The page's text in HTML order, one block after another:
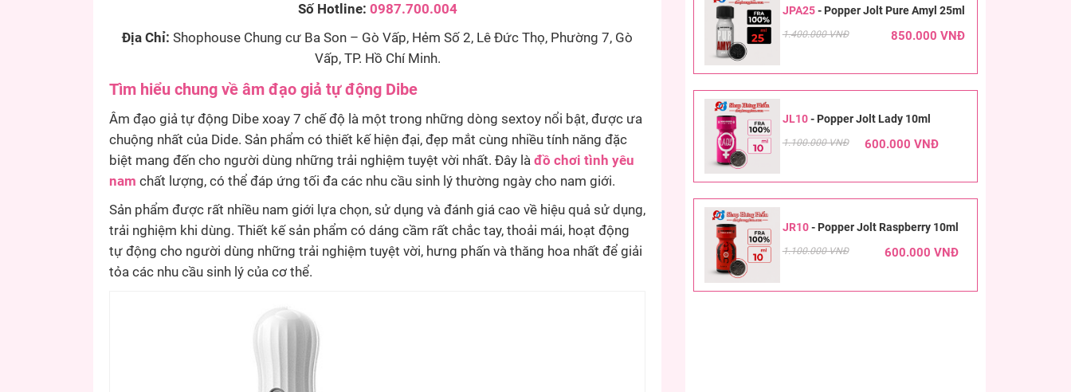
Số Hotline: 0987.700.004
Địa Chỉ: Shophouse Chung cư Ba Son – Gò Vấp, Hẻm Số 2, Lê Đức Thọ, Phường 7, Gò
Vấp, TP. Hồ Chí Minh.
Tìm hiểu chung về âm đạo giả tự động Dibe
Âm đạo giả tự động Dibe xoay 7 chế độ là một trong những dòng sextoy nổi bật, được ưa
chuộng nhất của Dide. Sản phẩm có thiết kế hiện đại, đẹp mắt cùng nhiều tính năng đặc
biệt mang đến cho người dùng những trải nghiệm tuyệt vời nhất. Đây là đồ chơi tình yêu
nam chất lượng, có thể đáp ứng tối đa các nhu cầu sinh lý thường ngày cho nam giới.
Sản phẩm được rất nhiều nam giới lựa chọn, sử dụng và đánh giá cao về hiệu quả sử dụng,
trải nghiệm khi dùng. Thiết kế sản phẩm có dáng cầm rất chắc tay, thoải mái, hoạt động
tự động cho người dùng những trải nghiệm tuyệt vời, hưng phấn và thăng hoa nhất để giải
tỏa các nhu cầu sinh lý của cơ thể.
JPA25- Popper Jolt Pure Amyl 25ml
1.400.000 VNĐ 850.000 VNĐ
JL10- Popper Jolt Lady 10ml
1.100.000 VNĐ 600.000 VNĐ
JR10- Popper Jolt Raspberry 10ml
1.100.000 VNĐ 600.000 VNĐ